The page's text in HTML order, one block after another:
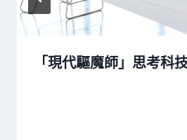
「現代驅魔師」思考科